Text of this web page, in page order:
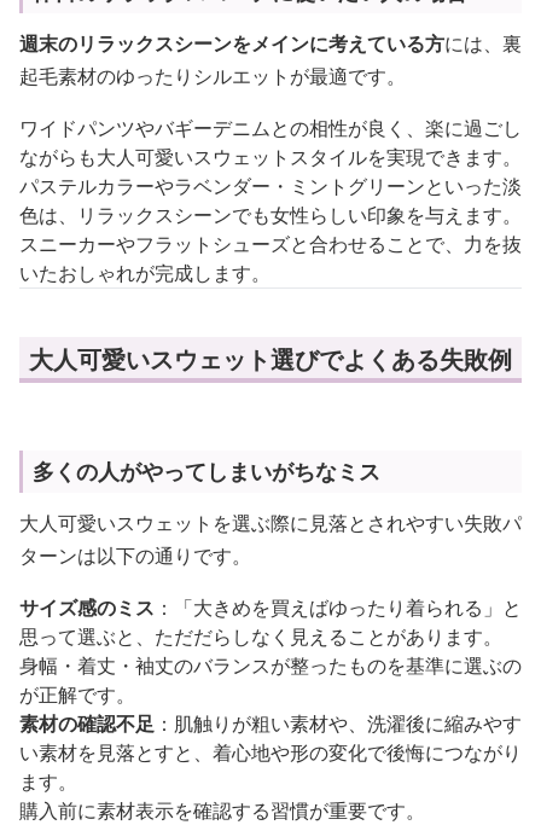
週末のリラックスシーンをメインに考えている方には、裏
起毛素材のゆったりシルエットが最適です。
ワイドパンツやバギーデニムとの相性が良く、楽に過ごし
ながらも大人可愛いスウェットスタイルを実現できます。
パステルカラーやラベンダー・ミントグリーンといった淡
色は、リラックスシーンでも女性らしい印象を与えます。
スニーカーやフラットシューズと合わせることで、力を抜
いたおしゃれが完成します。
大人可愛いスウェット選びでよくある失敗例
多くの人がやってしまいがちなミス
大人可愛いスウェットを選ぶ際に見落とされやすい失敗パ
ターンは以下の通りです。
サイズ感のミス ：「大きめを買えばゆったり着られる」と
思って選ぶと、ただだらしなく見えることがあります。
身幅・着丈・袖丈のバランスが整ったものを基準に選ぶの
が正解です。
素材の確認不足 ：肌触りが粗い素材や、洗濯後に縮みやす
い素材を見落とすと、着心地や形の変化で後悔につながり
ます。
購入前に素材表示を確認する習慣が重要です。